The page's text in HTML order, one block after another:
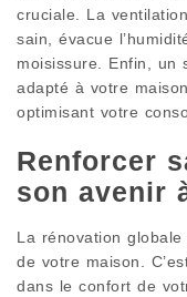
cruciale. La
sain, évacue
moisissure. Enfin, un
adapté à votre
optimisant votre
Renforcer
son avenir
La rénovation
de votre maison.
dans le confort de